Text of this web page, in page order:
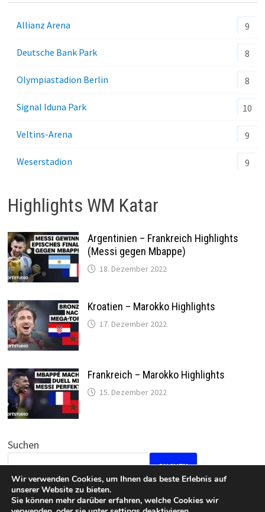
Allianz Arena 9
Deutsche Bank Park 8
Olympiastadion Berlin 8
Signal Iduna Park 10
Veltins-Arena 9
Weserstadion 9
Highlights WM Katar
Argentinien – Frankreich Highlights
(Messi gegen Mbappe)
18. Dezember 2022
Kroatien – Marokko Highlights
17. Dezember 2022
Frankreich – Marokko Highlights
15. Dezember 2022
Suchen
SUCHEN
Wir verwenden Cookies, um Ihnen das beste Erlebnis auf
unserer Website zu bieten.
Sie können mehr darüber erfahren, welche Cookies wir